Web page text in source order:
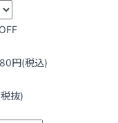
円(税込)
抜)